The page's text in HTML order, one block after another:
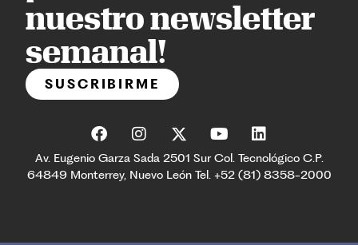
nuestro newsletter
semanal!
SUSCRIBIRME
Av. Eugenio Garza Sada 2501 Sur Col. Tecnológico C.P.
64849 Monterrey, Nuevo León Tel. +52 (81) 8358-2000